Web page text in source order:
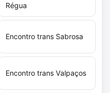
Régua
Encontro trans Sabrosa
Encontro trans Valpaços